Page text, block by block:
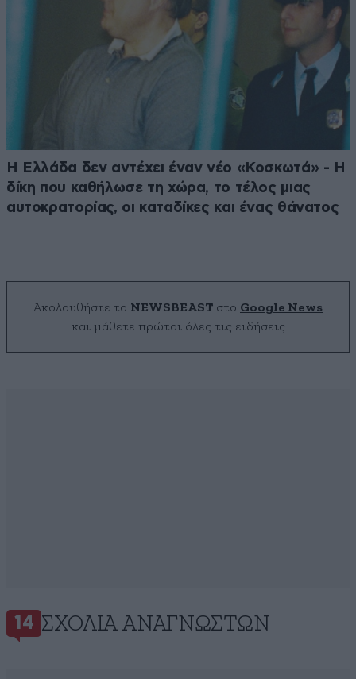
Η Ελλάδα δεν αντέχει έναν νέο «Κοσκωτά» - Η
δίκη που καθήλωσε τη χώρα, το τέλος μιας
αυτοκρατορίας, οι καταδίκες και ένας θάνατος
Ακολουθήστε το NEWSBEAST στο Google News
και μάθετε πρώτοι όλες τις ειδήσεις
14 ΣΧΌΛΙΑ ΑΝΑΓΝΩΣΤΏΝ